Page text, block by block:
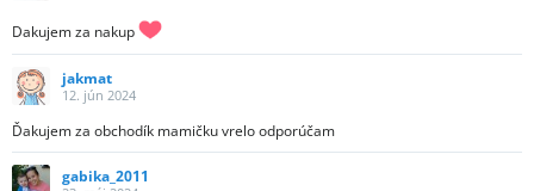
Dakujem za nakup
jakmat
12. jún 2024
Ďakujem za obchodík mamičku vrelo odporúčam
gabika_2011